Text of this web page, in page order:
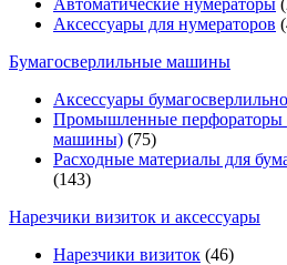
Автоматические нумераторы
Аксессуары для нумераторов
Бумагосверлильные машины
Аксессуары
Промышленные перфораторы
машины) (75)
Расходные материалы для
(143)
Нарезчики визиток и аксессуары
Нарезчики визиток (46)